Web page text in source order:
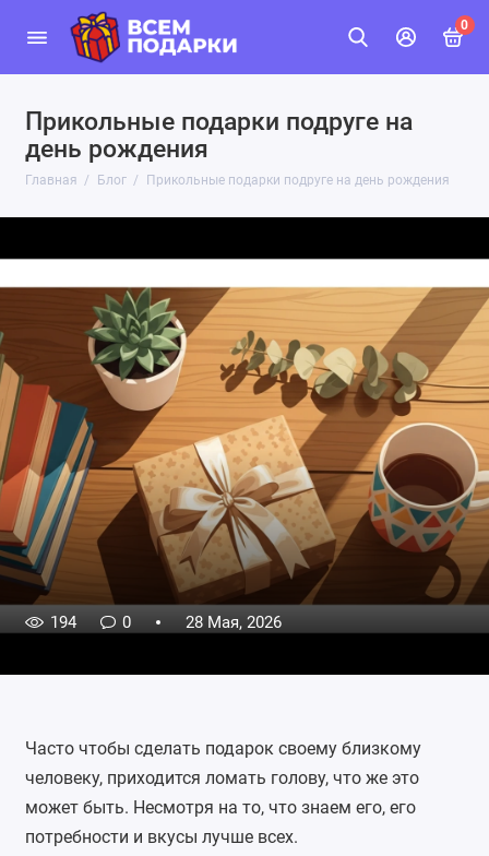
0
Прикольные подарки подруге на
день рождения
Главная Блог Прикольные подарки подруге на день рождения
194 0 28 Мая, 2026
Часто чтобы сделать подарок своему близкому
человеку, приходится ломать голову, что же это
может быть. Несмотря на то, что знаем его, его
потребности и вкусы лучше всех.